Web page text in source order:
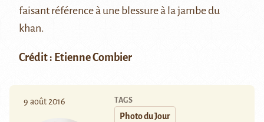
faisant référence à une blessure à la jambe du
khan.
Crédit : Etienne Combier
9 août 2016 TAGS
Photo du Jour